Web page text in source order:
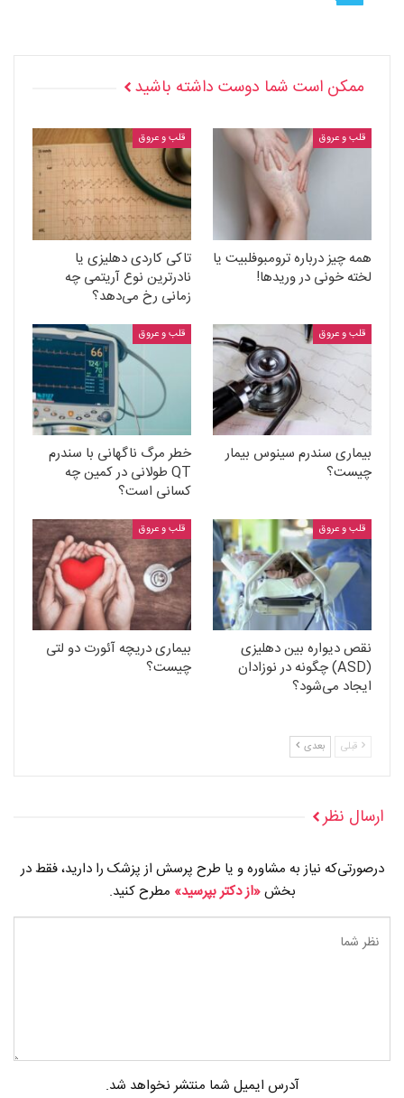
ممکن است شما دوست داشته باشید
قلب و عروق
همه چیز درباره ترومبوفلبیت یا
لخته خونی در وریدها!
قلب و عروق
تاکی کاردی دهلیزی یا
نادرترین نوع آریتمی چه
زمانی رخ می‌دهد؟
قلب و عروق
بیماری سندرم سینوس بیمار
چیست؟
قلب و عروق
خطر مرگ ناگهانی با سندرم
QT طولانی در کمین چه
کسانی است؟
قلب و عروق
نقص دیواره بین دهلیزی
(ASD) چگونه در نوزادان
ایجاد می‌شود؟
قلب و عروق
بیماری دریچه آئورت دو لتی
چیست؟
قبلی بعدی
ارسال نظر
درصورتی‌که نیاز به مشاوره و یا طرح پرسش از پزشک را دارید، فقط در
بخش«از دکتر بپرسید» مطرح کنید.
آدرس ایمیل شما منتشر نخواهد شد.